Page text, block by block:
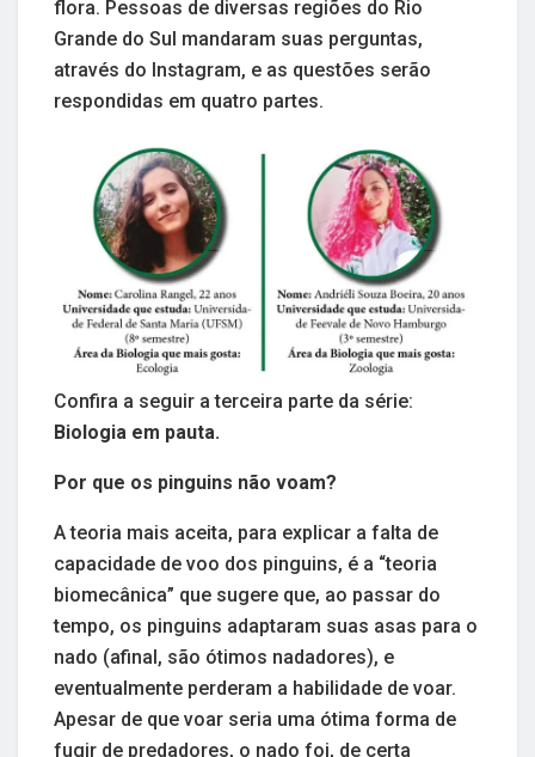
flora. Pessoas de diversas regiões do Rio
Grande do Sul mandaram suas perguntas,
através do Instagram, e as questões serão
respondidas em quatro partes.
Confira a seguir a terceira parte da série:
Biologia em pauta.
Por que os pinguins não voam?
A teoria mais aceita, para explicar a falta de
capacidade de voo dos pinguins, é a “teoria
biomecânica” que sugere que, ao passar do
tempo, os pinguins adaptaram suas asas para o
nado (afinal, são ótimos nadadores), e
eventualmente perderam a habilidade de voar.
Apesar de que voar seria uma ótima forma de
fugir de predadores, o nado foi, de certa